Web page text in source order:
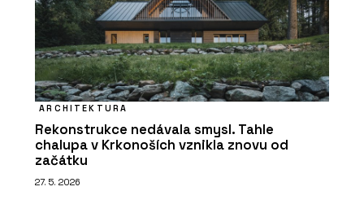
ARCHITEKTURA
Rekonstrukce nedávala smysl. Tahle
chalupa v Krkonoších vznikla znovu od
začátku
27. 5. 2026